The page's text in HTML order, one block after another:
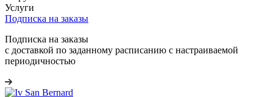
Услуги
Подписка на заказы
Подписка на заказы
с доставкой по заданному расписанию с настраиваемой
периодичностью